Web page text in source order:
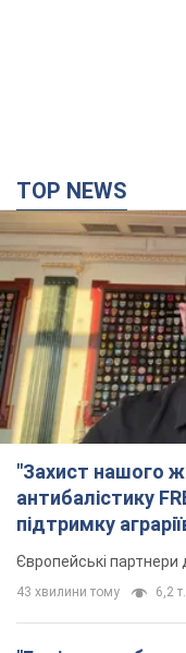
TOP NEWS
"Захист нашого
антибалістику
підтримку
Європейські партнери
43 хвилини тому 6,2 т.